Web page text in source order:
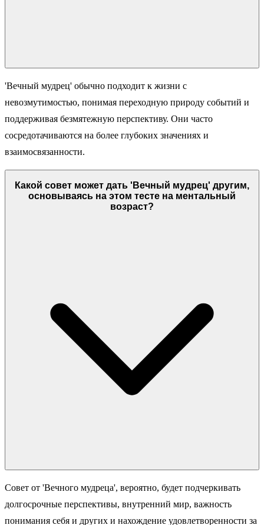
'Вечный мудрец' обычно подходит к жизни с
невозмутимостью, понимая переходную природу событий и
поддерживая безмятежную перспективу. Они часто
сосредотачиваются на более глубоких значениях и
взаимосвязанности.
Какой совет может дать 'Вечный мудрец' другим,
основываясь на этом тесте на ментальный
возраст?
Совет от 'Вечного мудреца', вероятно, будет подчеркивать
долгосрочные перспективы, внутренний мир, важность
понимания себя и других и нахождение удовлетворенности за